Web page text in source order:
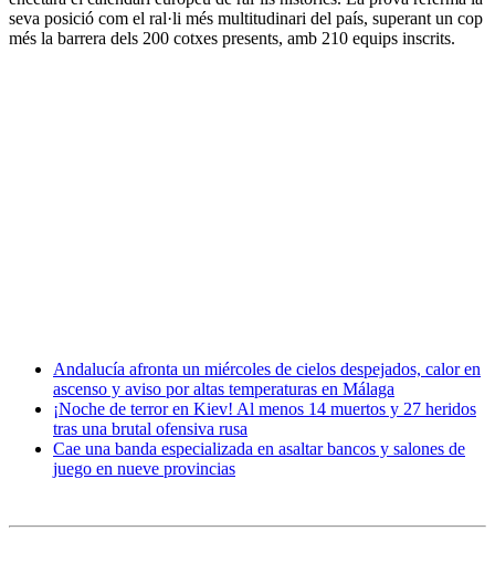
seva posició com el ral·li més multitudinari del país, superant un cop
més la barrera dels 200 cotxes presents, amb 210 equips inscrits.
Andalucía afronta un miércoles de cielos despejados, calor en
ascenso y aviso por altas temperaturas en Málaga
¡Noche de terror en Kiev! Al menos 14 muertos y 27 heridos
tras una brutal ofensiva rusa
Cae una banda especializada en asaltar bancos y salones de
juego en nueve provincias